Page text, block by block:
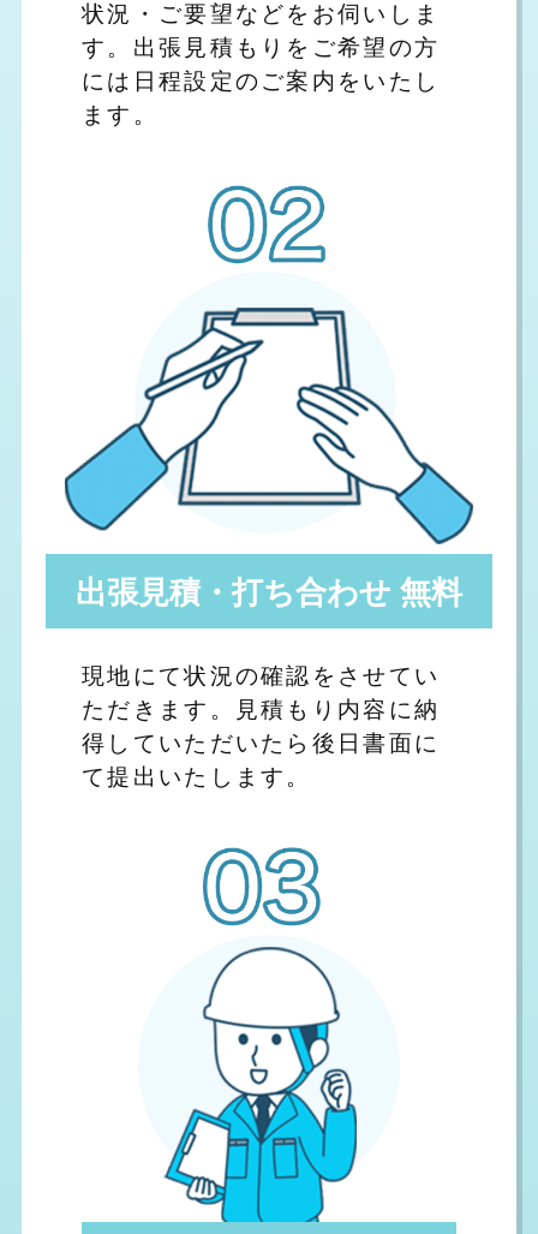
状況・ご要望などをお伺いしま
す。出張見積もりをご希望の方
には日程設定のご案内をいたし
ます。
出張見積・打ち合わせ 無料
現地にて状況の確認をさせてい
ただきます。見積もり内容に納
得していただいたら後日書面に
て提出いたします。